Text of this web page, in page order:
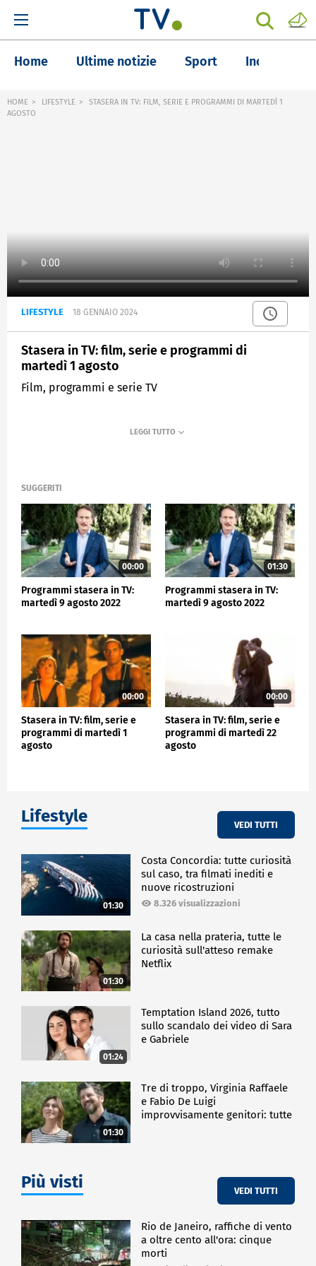
Home Ultime notizie Sport Inchieste
HOME LIFESTYLE
STASERA IN TV: FILM, SERIE E PROGRAMMI DI MARTEDÌ 1
AGOSTO
LIFESTYLE 18 GENNAIO 2024
Stasera in TV: film, serie e programmi di
martedì 1 agosto
Film, programmi e serie TV
SUGGERITI
00:00
Programmi stasera in TV:
martedì 9 agosto 2022
01:30
Programmi stasera in TV:
martedì 9 agosto 2022
00:00
Stasera in TV: film, serie e
programmi di martedì 1
agosto
00:00
Stasera in TV: film, serie e
programmi di martedì 22
agosto
Lifestyle VEDI TUTTI
01:30
Costa Concordia: tutte curiosità
sul caso, tra filmati inediti e
nuove ricostruzioni
8.326 visualizzazioni
01:30
La casa nella prateria, tutte le
curiosità sull'atteso remake
Netflix
01:24
Temptation Island 2026, tutto
sullo scandalo dei video di Sara
e Gabriele
01:30
Tre di troppo, Virginia Raffaele
e Fabio De Luigi
improvvisamente genitori: tutte
Più visti VEDI TUTTI
Rio de Janeiro, raffiche di vento
a oltre cento all'ora: cinque
morti